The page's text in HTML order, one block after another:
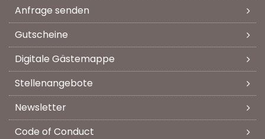
Anfrage senden
Gutscheine
Digitale Gästemappe
Stellenangebote
Newsletter
Code of Conduct